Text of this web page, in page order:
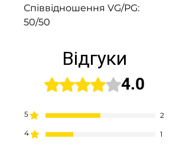
Співвідношення VG/PG:
50/50
Відгуки
Оцінка: 4 із 5 зірочок.4.0
5
2
4
1